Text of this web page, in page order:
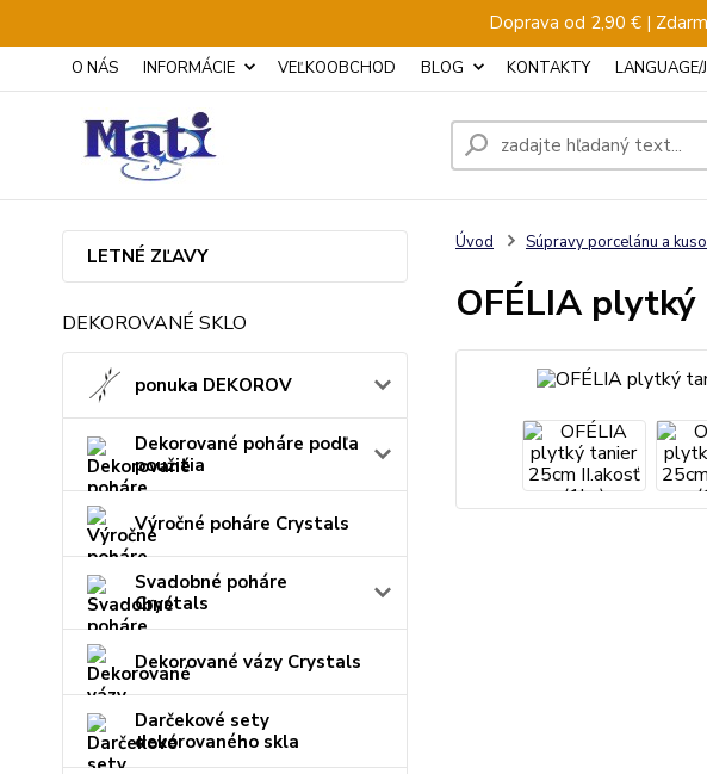
Doprava od 2,90 € |
O NÁS INFORMÁCIE VEĽKOOBCHOD BLOG KONTAKTY LANGUAGE/
LETNÉ ZĽAVY
DEKOROVANÉ SKLO
ponuka DEKOROV
Dekorované poháre podľa
použitia
Výročné poháre Crystals
Svadobné poháre
Crystals
Dekorované vázy Crystals
Darčekové sety
dekorovaného skla
Úvod Súpravy porcelánu a
OFÉLIA